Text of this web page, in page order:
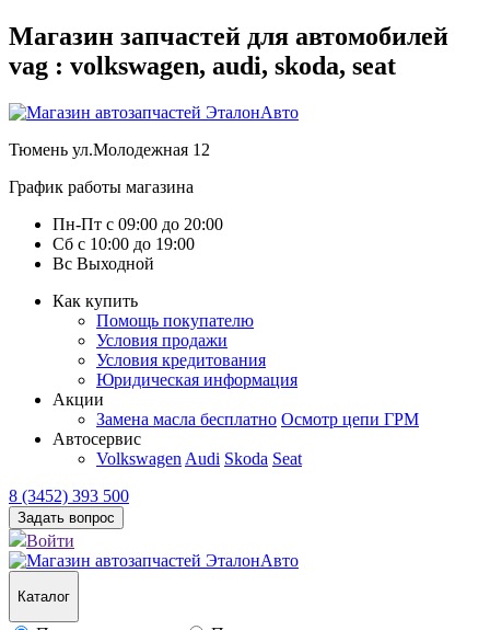
Магазин запчастей для автомобилей
vag : volkswagen, audi, skoda, seat
Тюмень ул.Молодежная 12
График работы магазина
Пн-Пт с 09:00 до 20:00
Сб с 10:00 до 19:00
Вс Выходной
Как купить
Помощь покупателю
Условия продажи
Условия кредитования
Юридическая информация
Акции
Замена масла бесплатно Осмотр цепи ГРМ
Автосервис
Volkswagen Audi Skoda Seat
8 (3452) 393 500
Задать вопрос
Войти
Каталог